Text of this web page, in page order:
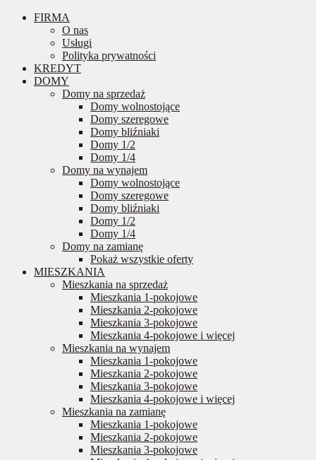
FIRMA
O nas
Usługi
Polityka prywatności
KREDYT
DOMY
Domy na sprzedaż
Domy wolnostojące
Domy szeregowe
Domy bliźniaki
Domy 1/2
Domy 1/4
Domy na wynajem
Domy wolnostojące
Domy szeregowe
Domy bliźniaki
Domy 1/2
Domy 1/4
Domy na zamianę
Pokaż wszystkie oferty
MIESZKANIA
Mieszkania na sprzedaż
Mieszkania 1-pokojowe
Mieszkania 2-pokojowe
Mieszkania 3-pokojowe
Mieszkania 4-pokojowe i więcej
Mieszkania na wynajem
Mieszkania 1-pokojowe
Mieszkania 2-pokojowe
Mieszkania 3-pokojowe
Mieszkania 4-pokojowe i więcej
Mieszkania na zamianę
Mieszkania 1-pokojowe
Mieszkania 2-pokojowe
Mieszkania 3-pokojowe